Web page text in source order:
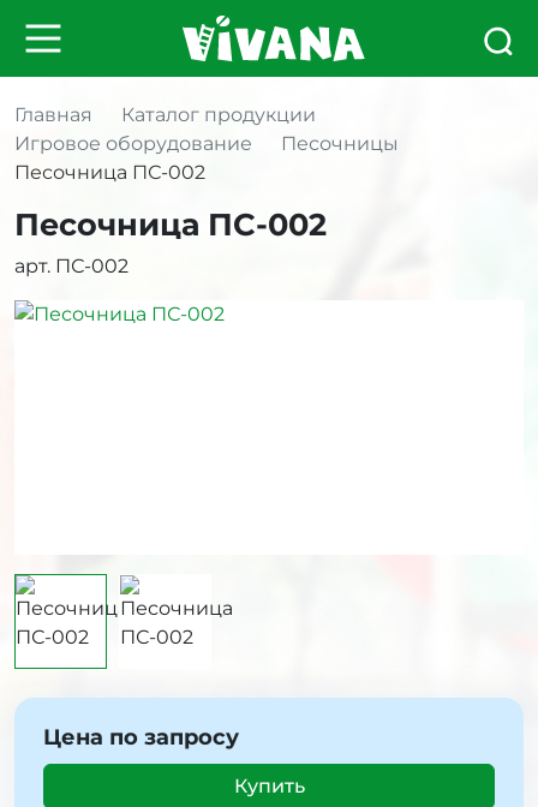
Главная
Каталог продукции
Игровое оборудование
Песочницы
Песочница ПС-002
Песочница ПС-002
арт. ПС-002
Цена по запросу
Купить